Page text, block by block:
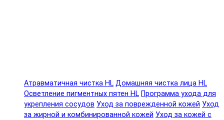
Атравматичная чистка HL Домашняя чистка лица HL
Осветление пигментных пятен HL Программа ухода для
укрепления сосудов Уход за поврежденной кожей Уход
за жирной и комбинированной кожей Уход за кожей с